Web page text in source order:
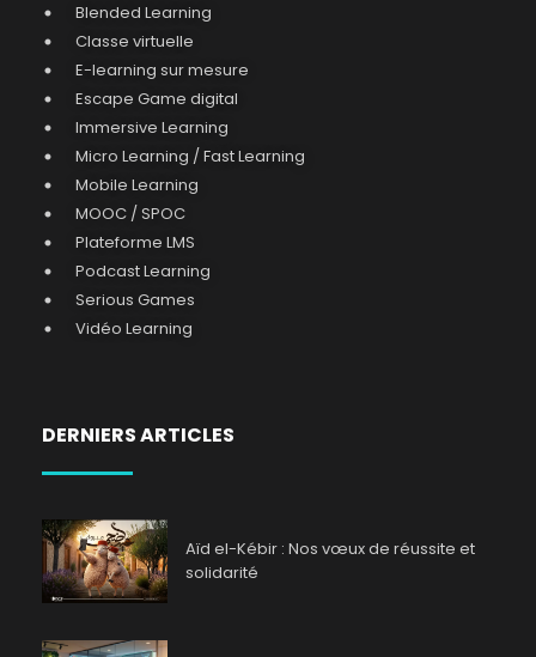
Blended Learning
Classe virtuelle
E-learning sur mesure
Escape Game digital
Immersive Learning
Micro Learning / Fast Learning
Mobile Learning
MOOC / SPOC
Plateforme LMS
Podcast Learning
Serious Games
Vidéo Learning
DERNIERS ARTICLES
Aïd el-Kébir : Nos vœux de réussite et
solidarité